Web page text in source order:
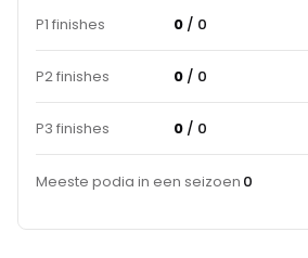
P1 finishes 0 / 0
P2 finishes 0 / 0
P3 finishes 0 / 0
Meeste podia in een seizoen 0